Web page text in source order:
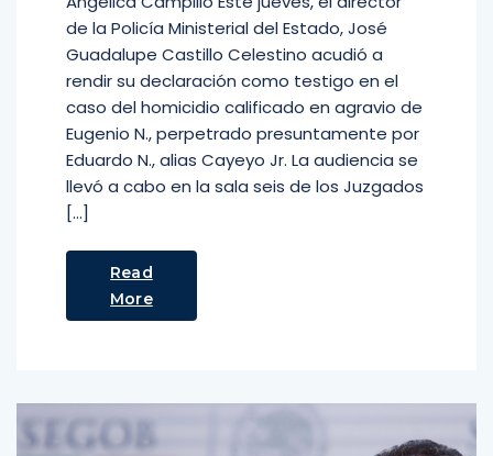
de la Policía Ministerial del Estado, José
Guadalupe Castillo Celestino acudió a
rendir su declaración como testigo en el
caso del homicidio calificado en agravio de
Eugenio N., perpetrado presuntamente por
Eduardo N., alias Cayeyo Jr. La audiencia se
llevó a cabo en la sala seis de los Juzgados
[…]
Read
More